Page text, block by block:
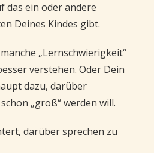
das ein oder andere
Deines Kindes gibt.
„Lernschwierigkeit“
verstehen. Oder Dein
dazu, darüber
„groß“ werden will.
darüber sprechen zu